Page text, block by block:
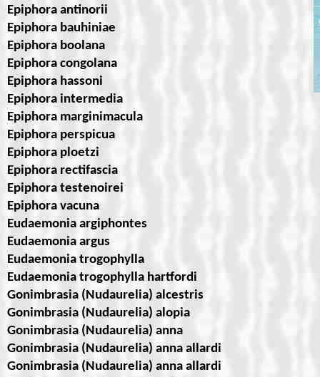
Epiphora antinorii
Epiphora bauhiniae
Epiphora boolana
Epiphora congolana
Epiphora hassoni
Epiphora intermedia
Epiphora marginimacula
Epiphora perspicua
Epiphora ploetzi
Epiphora rectifascia
Epiphora testenoirei
Epiphora vacuna
Eudaemonia argiphontes
Eudaemonia argus
Eudaemonia trogophylla
Eudaemonia trogophylla hartfordi
Gonimbrasia (Nudaurelia) alcestris
Gonimbrasia (Nudaurelia) alopia
Gonimbrasia (Nudaurelia) anna
Gonimbrasia (Nudaurelia) anna allardi
Gonimbrasia (Nudaurelia) anna allardi